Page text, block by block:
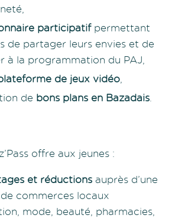
participatifpermettant
de partager leurs envies et de
à la programmation du PAJ,
de jeux vidéo
de bons plans en Bazadais
offre aux jeunes :
et réductions auprès d’une
commerces locaux
mode, beauté, pharmacies,